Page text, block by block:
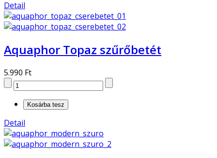
Detail
Aquaphor Topaz szűrőbetét
5.990 Ft
Detail